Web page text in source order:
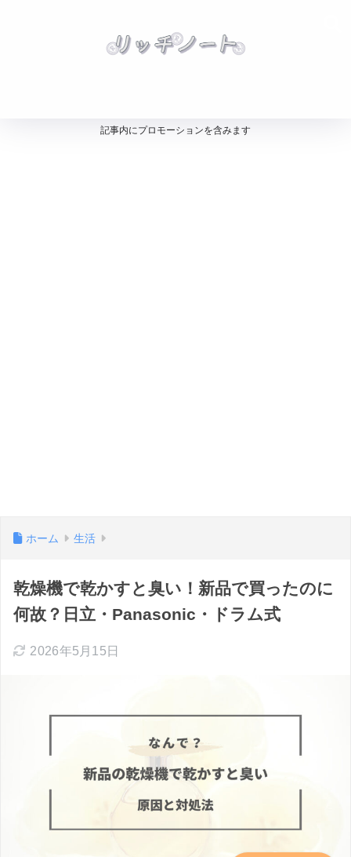
記事内にプロモーションを含みます
ホーム 生活
乾燥機で乾かすと臭い！新品で買ったのに
何故？日立・Panasonic・ドラム式
2026年5月15日